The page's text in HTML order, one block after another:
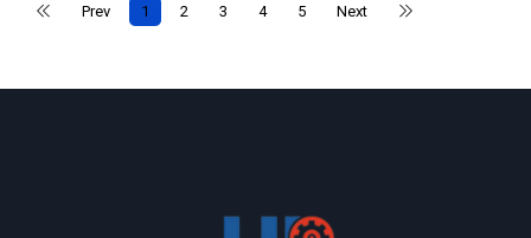
Prev 1 2 3 4 5 Next